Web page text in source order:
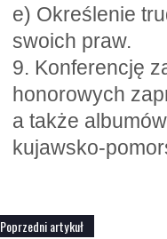
e) Określenie
swoich praw.
9. Konferencję
honorowych
a także
kujawsko-
Poprzedni artykuł